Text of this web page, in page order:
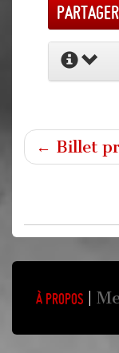
← Billet
À propos